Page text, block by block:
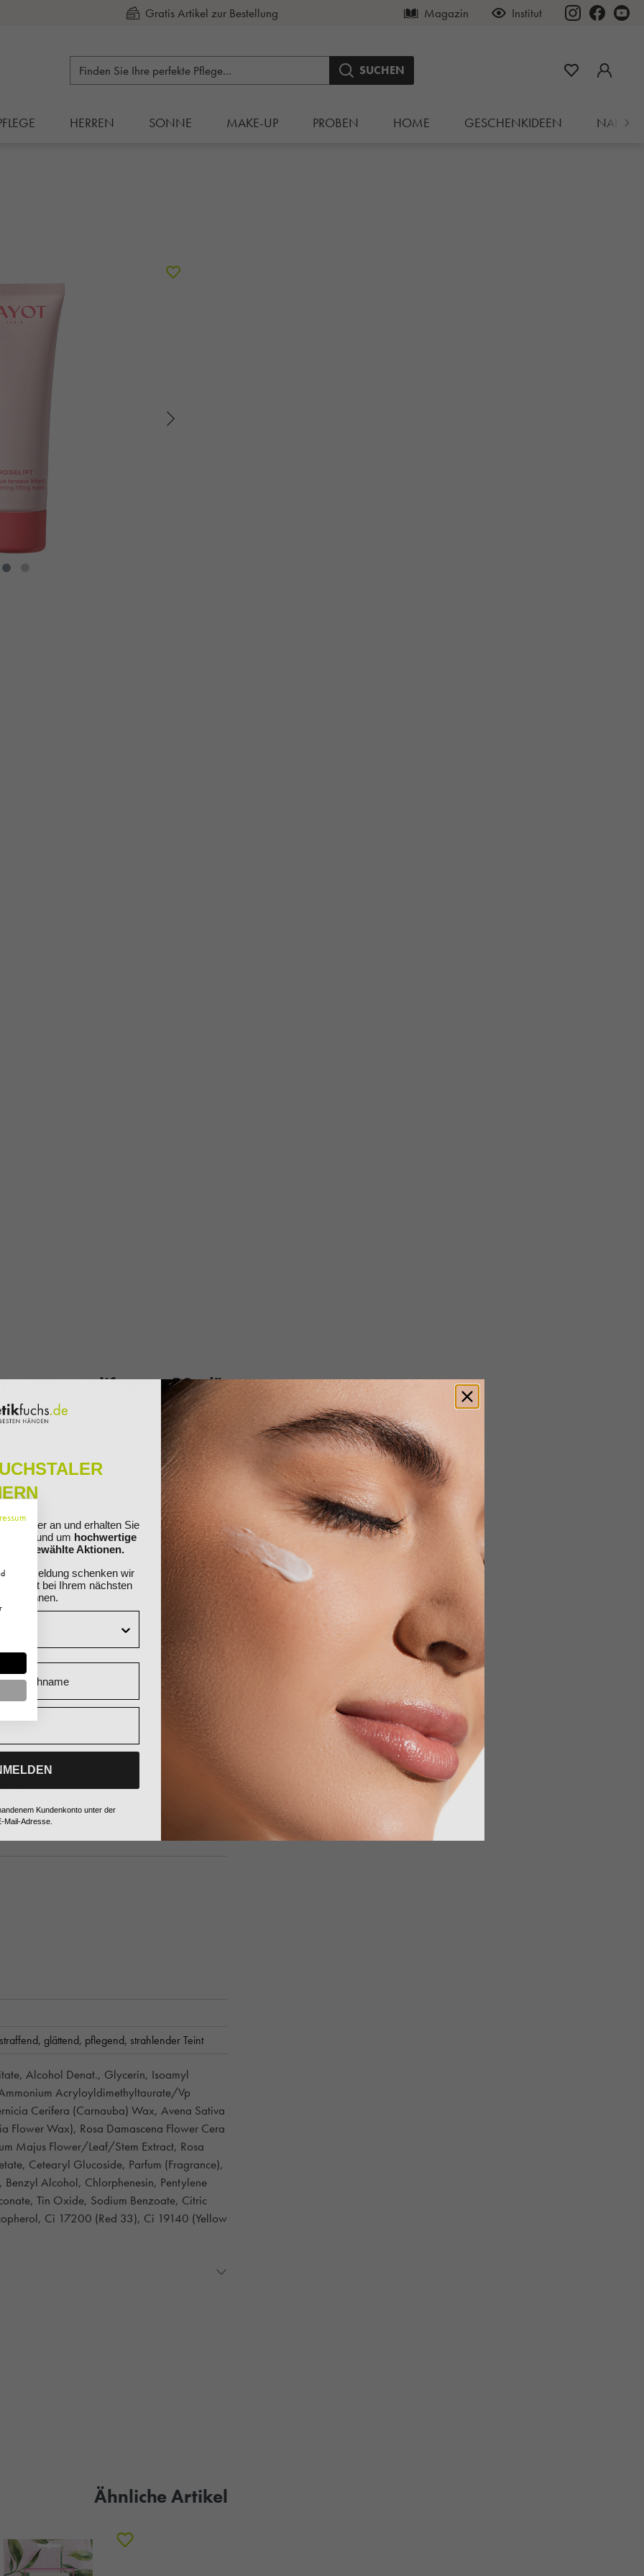
Kauf auf Rechnung Magazin Institut
SUCHEN
HERREN SONNE MAKE-UP PROBEN HOME GESCHENKIDEEN
tenseur liftante, 50ml"
von Payot. Sie wird Sie verzaubern. Die
die selbst trockene Haut wird intensiv
und Spuren von Müdigkeit werden
geeignet.
mal pro Woche. Tragen Sie eine dickere
Augenpartie aus. Lassen Sie die Maske 15
20
glättend, pflegend, strahlender Teint
Alcohol Denat., Glycerin, Isoamyl
Acryloyldimethyltaurate/Vp
Cerifera (Carnauba) Wax, Avena Sativa
Flower Wax), Rosa Damascena Flower Cera
Majus Flower/Leaf/Stem Extract, Rosa
Cetearyl Glucoside, Parfum (Fragrance),
Alcohol, Chlorphenesin, Pentylene
Tin Oxide, Sodium Benzoate, Citric
Ci 17200 (Red 33), Ci 19140 (Yellow
Ähnliche Artikel
an und erhalten Sie
rund um hochwertige
ausgewählte Aktionen.
Anmeldung schenken wir
direkt bei Ihrem nächsten
können.
Kundenkonto unter der
Mail-Adresse.